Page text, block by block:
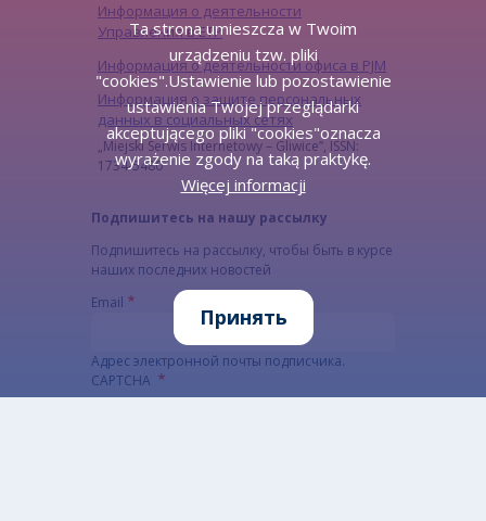
Информация о деятельности
Управления в ЕТР
Информация о деятельности офиса в PJM
Информация о защите персональных
данных в социальных сетях
„Miejski Serwis Internetowy – Gliwice”, ISSN:
1734-5480
Подпишитесь на нашу рассылку
Подпишитесь на рассылку, чтобы быть в курсе
наших последних новостей
Email
Адрес электронной почты подписчика.
CAPTCHA
Ta strona umieszcza w Twoim
urządzeniu tzw. pliki
"cookies".Ustawienie lub pozostawienie
ustawienia Twojej przeglądarki
akceptującego pliki "cookies"oznacza
wyrażenie zgody na taką praktykę.
Więcej informacji
Принять